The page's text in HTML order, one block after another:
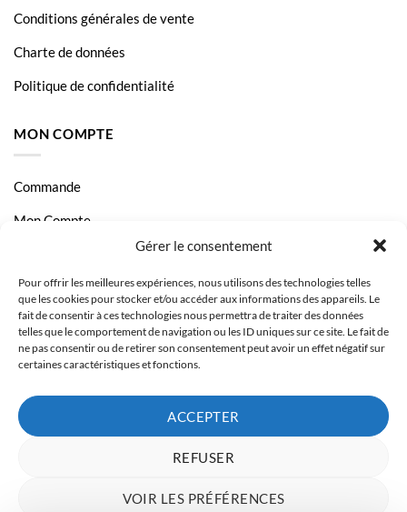
Gérer le consentement
Pour offrir les meilleures expériences, nous utilisons des technologies telles
que les cookies pour stocker et/ou accéder aux informations des appareils. Le
fait de consentir à ces technologies nous permettra de traiter des données
telles que le comportement de navigation ou les ID uniques sur ce site. Le fait de
ne pas consentir ou de retirer son consentement peut avoir un effet négatif sur
certaines caractéristiques et fonctions.
ACCEPTER
REFUSER
VOIR LES PRÉFÉRENCES
Conditions générales de vente
Charte de données
Politique de confidentialité
MON COMPTE
Commande
Mon Compte
Livraison et Paiement
Page Contact